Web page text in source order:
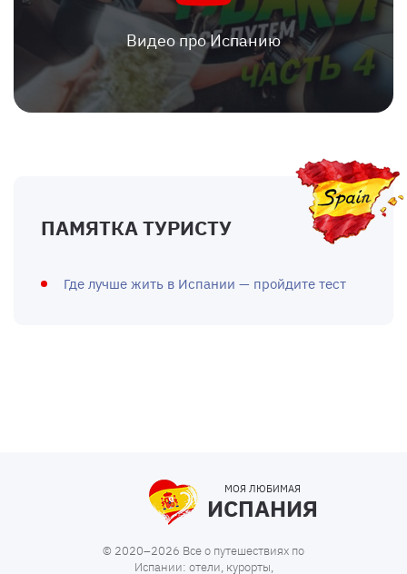
Видео про Испанию
ПАМЯТКА ТУРИСТУ
Где лучше жить в Испании — пройдите тест
МОЯ ЛЮБИМАЯ
ИСПАНИЯ
© 2020–2026 Все о путешествиях по
Испании: отели, курорты,